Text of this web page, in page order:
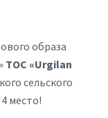
образа
ТОС «Urgilan
сельского
место!